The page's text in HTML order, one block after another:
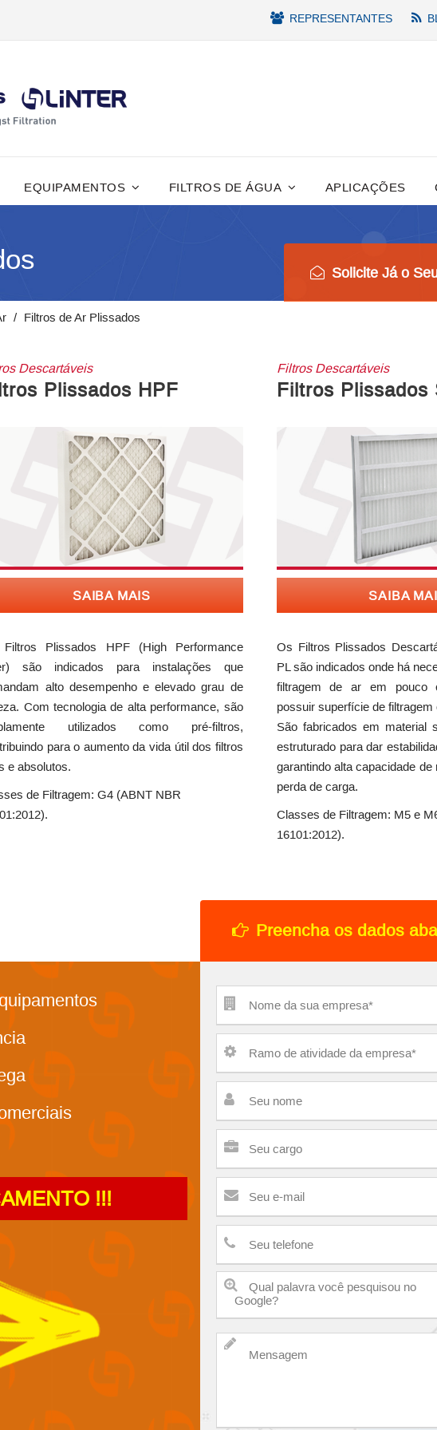
REPRESENTANTES
EQUIPAMENTOS FILTROS DE ÁGUA APLICAÇÕES
Filtros de Ar Plissados
Solicite Já o
Descartáveis
Plissados HPF
SAIBA MAIS
Plissados HPF (High Performance
são indicados para instalações que
alto desempenho e elevado grau de
Com tecnologia de alta performance, são
utilizados como pré-filtros,
para o aumento da vida útil dos filtros
e absolutos.
de Filtragem: G4 (ABNT NBR
Filtros Descartáveis
Filtros Plissados
SAIBA
Os Filtros Plissados
PL são indicados onde há
filtragem de ar em pouco
possuir superfície de filtragem
São fabricados em material
estruturado para dar
garantindo alta capacidade
perda de carga.
Classes de Filtragem: M5 e
16101:2012).
Preencha os dados
!!!